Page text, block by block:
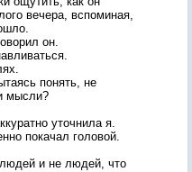
вечера, вспоминая,
он.
понять, не
мысли?
уточнила я.
покачал головой.
и не людей, что